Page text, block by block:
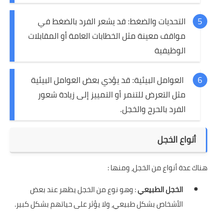
التحديات والضغط: قد يشعر الفرد بالضغط في
مواقف معينة مثل الخطابات العامة أو المقابلات
الوظيفية
العوامل البيئية: قد يؤدي بعض العوامل البيئية
مثل التعرض للتنمر أو التمييز إلى زيادة شعور
الفرد بالحرج والخجل.
أنواع الخجل
هناك عدة أنواع من الخجل، ومنها :
الخجل الطبيعي: وهو نوع من الخجل يظهر عند بعض
الأشخاص بشكل طبيعي، ولا يؤثر على حياتهم بشكل كبير.